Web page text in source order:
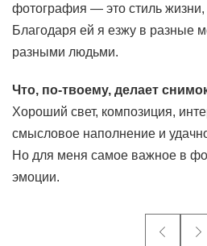
фотография — это стиль
Благодаря ей я езжу в разные
разными людьми.
Что, по-твоему, делает
Хороший свет, композиция,
смысловое наполнение и
Но для меня самое важное в
эмоции.